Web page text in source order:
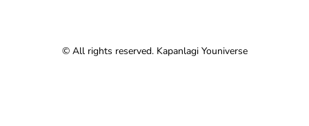
© All rights reserved. Kapanlagi Youniverse